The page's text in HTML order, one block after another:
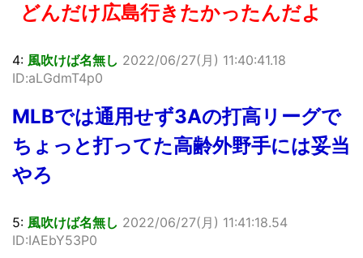
どんだけ広島行きたかったんだよ
4: 風吹けば名無し 2022/06/27(月) 11:40:41.18
ID:aLGdmT4p0
MLBでは通用せず3Aの打高リーグで
ちょっと打ってた高齢外野手には妥当
やろ
5: 風吹けば名無し 2022/06/27(月) 11:41:18.54
ID:IAEbY53P0